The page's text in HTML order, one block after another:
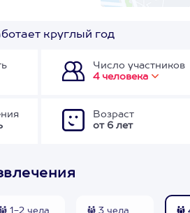
круглый год
Число участников
4 человека
Возраст
от 6 лет